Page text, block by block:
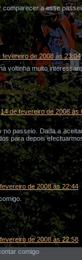
comparecer a esse
fevereiro de 2008 às 23:04
voltinha muito
14 de fevereiro de 2008 às
no passeio. Dada a
para depois
de 2008 às 22:44
de 2008 às 22:58
comigo